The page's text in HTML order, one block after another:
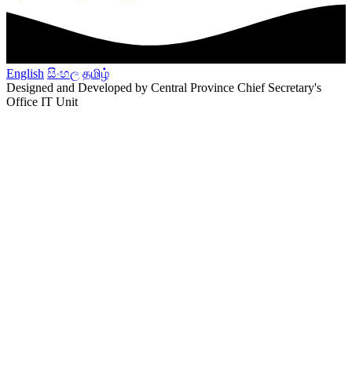
English සිංහල தமிழ்
Designed and Developed by Central Province Chief Secretary's
Office IT Unit